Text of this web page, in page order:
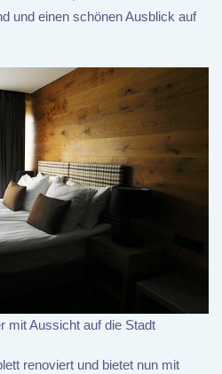
und einen schönen Ausblick auf
mit Aussicht auf die Stadt
renoviert und bietet nun mit